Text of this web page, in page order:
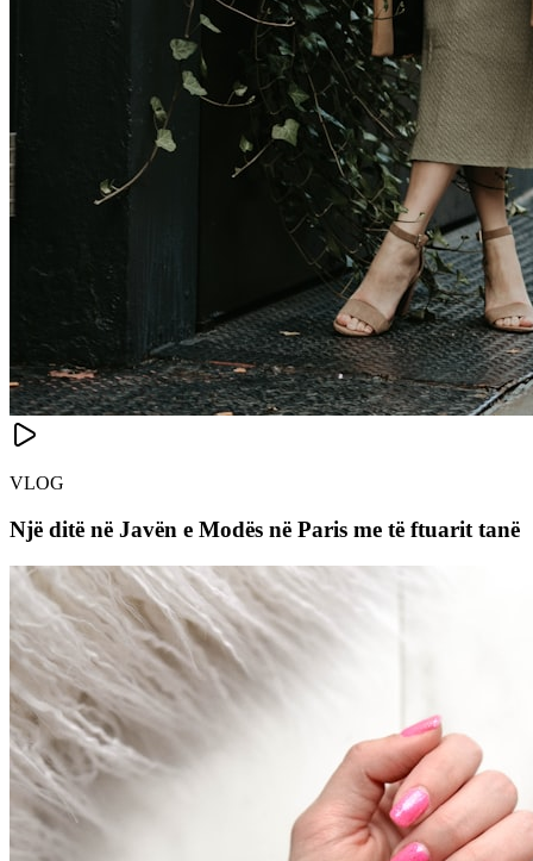
VLOG
Një ditë në Javën e Modës në Paris me të ftuarit tanë